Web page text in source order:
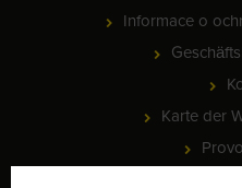
Informace o
Karte der